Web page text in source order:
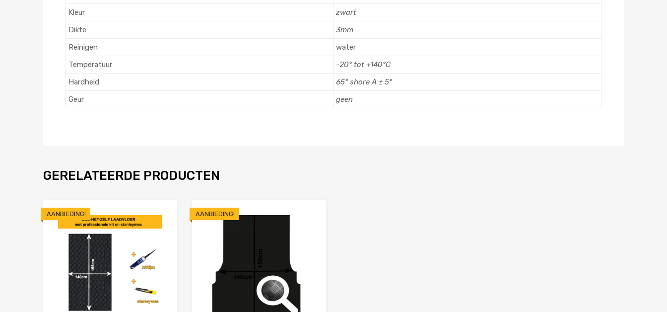
Kleur
zwart
Dikte
3mm
Reinigen
water
Temperatuur
-20° tot +140°C
Hardheid
65° shore A ± 5°
Geur
geen
GERELATEERDE PRODUCTEN
AANBIEDING!
Toevoegen aan Favorieten
AANBIEDING!